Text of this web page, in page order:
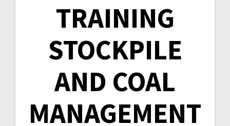
TRAINING
STOCKPILE
AND COAL
MANAGEMENT